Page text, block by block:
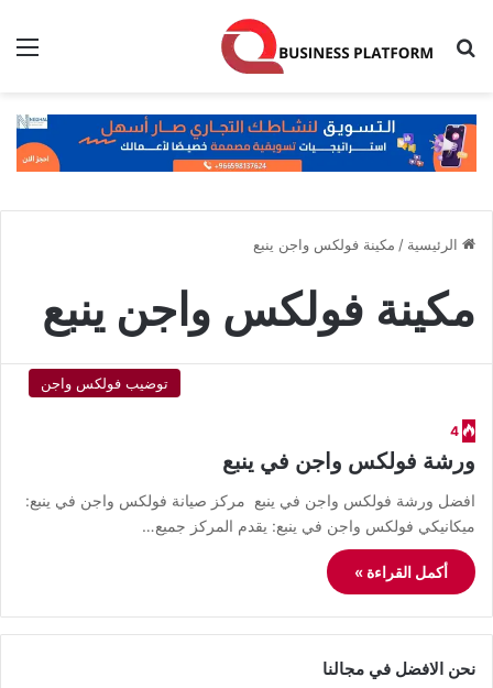
بحث عن
الرئيسية / مكينة فولكس واجن ينبع
مكينة فولكس واجن ينبع
توضيب فولكس واجن
4
ورشة فولكس واجن في ينبع
افضل ورشة فولكس واجن في ينبع مركز صيانة فولكس واجن في ينبع:
ميكانيكي فولكس واجن في ينبع: يقدم المركز جميع…
أكمل القراءة »
نحن الافضل في مجالنا